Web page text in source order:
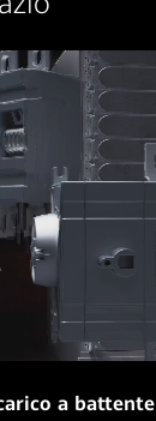
a battente